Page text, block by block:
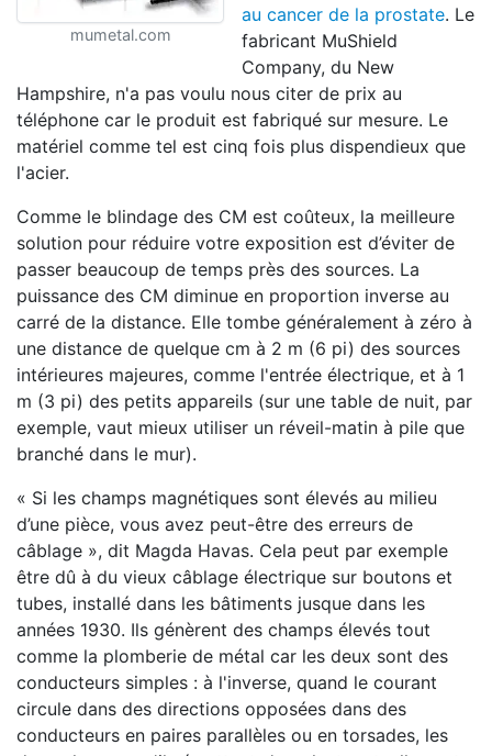
mumetal.com
au cancer de la prostate. Le
fabricant MuShield
Company, du New
Hampshire, n'a pas voulu nous citer de prix au
téléphone car le produit est fabriqué sur mesure. Le
matériel comme tel est cinq fois plus dispendieux que
l'acier.
Comme le blindage des CM est coûteux, la meilleure
solution pour réduire votre exposition est d’éviter de
passer beaucoup de temps près des sources. La
puissance des CM diminue en proportion inverse au
carré de la distance. Elle tombe généralement à zéro à
une distance de quelque cm à 2 m (6 pi) des sources
intérieures majeures, comme l'entrée électrique, et à 1
m (3 pi) des petits appareils (sur une table de nuit, par
exemple, vaut mieux utiliser un réveil-matin à pile que
branché dans le mur).
« Si les champs magnétiques sont élevés au milieu
d’une pièce, vous avez peut-être des erreurs de
câblage », dit Magda Havas. Cela peut par exemple
être dû à du vieux câblage électrique sur boutons et
tubes, installé dans les bâtiments jusque dans les
années 1930. Ils génèrent des champs élevés tout
comme la plomberie de métal car les deux sont des
conducteurs simples : à l'inverse, quand le courant
circule dans des directions opposées dans des
conducteurs en paires parallèles ou en torsades, les